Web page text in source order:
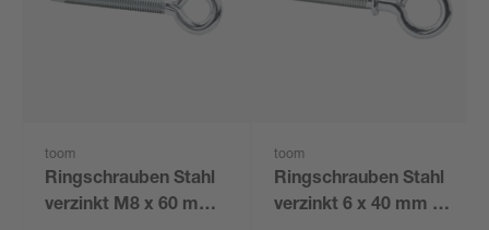
toom
Ringschrauben Stahl
verzinkt M8 x 60 mm
toom
Ringschrauben Stahl
verzinkt 6 x 40 mm 2